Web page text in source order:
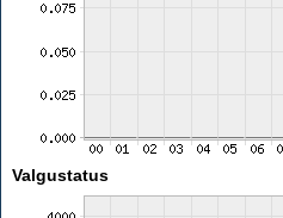
Valgustatus